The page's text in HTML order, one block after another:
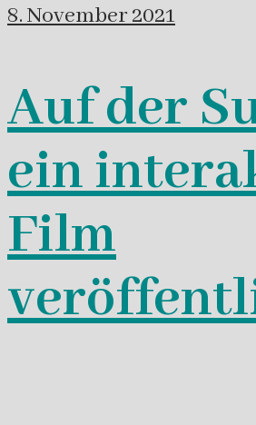
8. November 2021
Auf der
ein
Film